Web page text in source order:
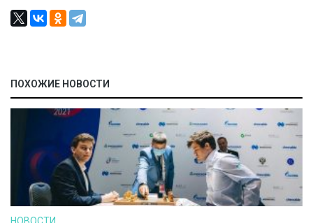
ПОХОЖИЕ НОВОСТИ